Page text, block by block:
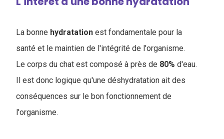
La bonne hydratation est fondamentale pour la
santé et le maintien de l'intégrité de l'organisme.
Le corps du chat est composé à près de 80% d'eau.
Il est donc logique qu'une déshydratation ait des
conséquences sur le bon fonctionnement de
l'organisme.